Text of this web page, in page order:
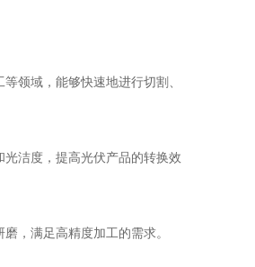
领域，能够快速地进行切割、
洁度，提高光伏产品的转换效
，满足高精度加工的需求。